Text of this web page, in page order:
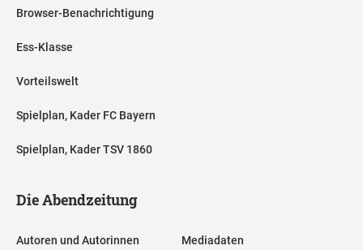
Browser-Benachrichtigung
Ess-Klasse
Vorteilswelt
Spielplan, Kader FC Bayern
Spielplan, Kader TSV 1860
Die Abendzeitung
Autoren und Autorinnen Mediadaten